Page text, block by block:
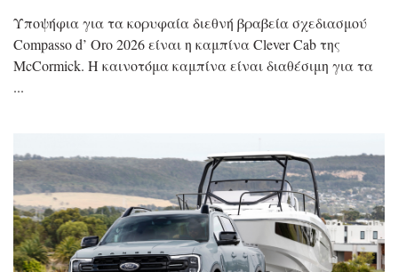
Υποψήφια για τα κορυφαία διεθνή βραβεία σχεδιασμού
Compasso d’ Oro 2026 είναι η καμπίνα Clever Cab της
McCormick. Η καινοτόμα καμπίνα είναι διαθέσιμη για τα